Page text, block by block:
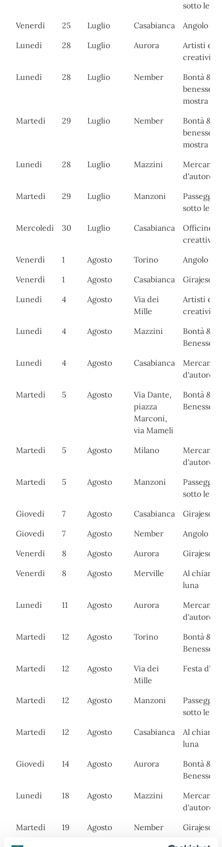
sotto le
Venerdì
25 Luglio Casabianca
Angolo
Lunedì
28 Luglio Aurora
Artisti e
creativi
Lunedì
28 Luglio Nember
Bontà &
benessere
mostra api
Martedì
29 Luglio Nember
Bontà &
benessere
mostra api
Lunedì
28 Luglio Mazzini
Mercanti
d'autore
Martedì
29 Luglio Manzoni
sotto le
Mercoledì
30 Luglio Casabianca
Officine
creattive
Venerdì
1 Agosto Torino
Angolo
Venerdì
1 Agosto Casabianca
Girajesolo
Lunedì
4 Agosto
Via dei
Mille
Artisti e
creativi
Lunedì
4 Agosto Mazzini
Bontà &
Benessere
Lunedì
4 Agosto Casabianca
Mercanti
d'autore
Martedì
5 Agosto
Via Dante,
piazza
Marconi,
via Mameli
Bontà &
Benessere
Martedì 5 Agosto Milano
Mercanti
d'autore
Martedì
5 Agosto Manzoni
sotto le
Giovedì
7 Agosto Casabianca
Girajesolo
Giovedì
7 Agosto Nember
Angolo
Venerdì
8 Agosto Aurora
Girajesolo
Venerdì
8 Agosto Merville
Al chiaro
luna
Lunedì
11 Agosto Aurora
Mercanti
d'autore
Martedì
12 Agosto Torino
Bontà &
Benessere
Martedì
12 Agosto
Via dei
Mille
Festa
Martedì 12 Agosto Manzoni
sotto le
Martedì
12 Agosto Casabianca
Al chiaro
luna
Giovedì
14 Agosto Aurora
Bontà &
Benessere
Lunedì
18 Agosto Mazzini
Mercanti
d'autore
Martedì
19 Agosto Nember
Girajesolo